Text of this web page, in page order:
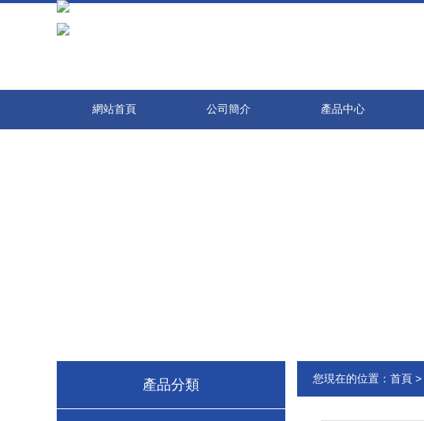
在线观看免费观看免费,亚洲国产综合在一区,天天日天天操天天谢,天天操天天摸天天
網站首頁 公司簡介 產品中心
產品分類 您現在的位置： 首頁 >